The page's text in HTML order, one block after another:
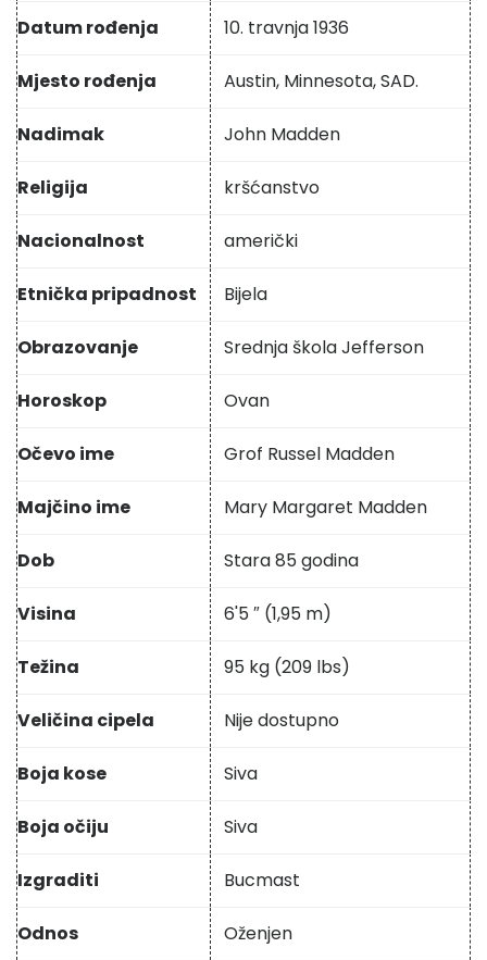
Datum rođenja 10. travnja 1936
Mjesto rođenja Austin, Minnesota, SAD.
Nadimak John Madden
Religija kršćanstvo
Nacionalnost američki
Etnička pripadnost Bijela
Obrazovanje Srednja škola Jefferson
Horoskop Ovan
Očevo ime Grof Russel Madden
Majčino ime Mary Margaret Madden
Dob Stara 85 godina
Visina 6'5 ″ (1,95 m)
Težina 95 kg (209 lbs)
Veličina cipela Nije dostupno
Boja kose Siva
Boja očiju Siva
Izgraditi Bucmast
Odnos Oženjen